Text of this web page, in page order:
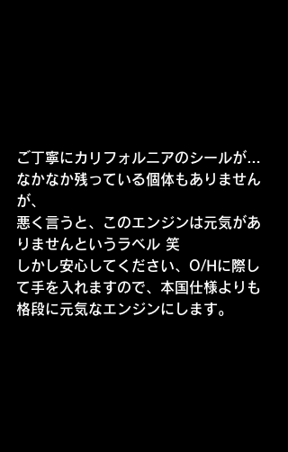
ご丁寧にカリフォルニアのシールが…
なかなか残っている個体もありません
が、
悪く言うと、このエンジンは元気があ
りませんというラベル 笑
しかし安心してください、O/Hに際し
て手を入れますので、本国仕様よりも
格段に元気なエンジンにします。